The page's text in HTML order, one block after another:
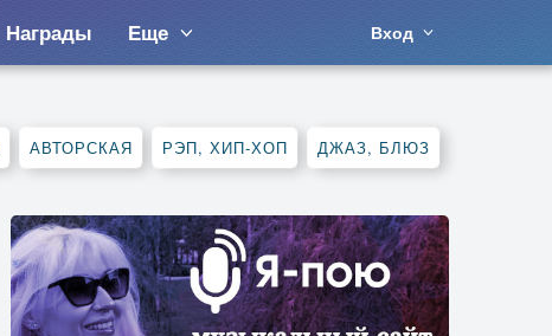
Награды Еще Вход
АВТОРСКАЯ РЭП, ХИП-ХОП ДЖАЗ, БЛЮЗ